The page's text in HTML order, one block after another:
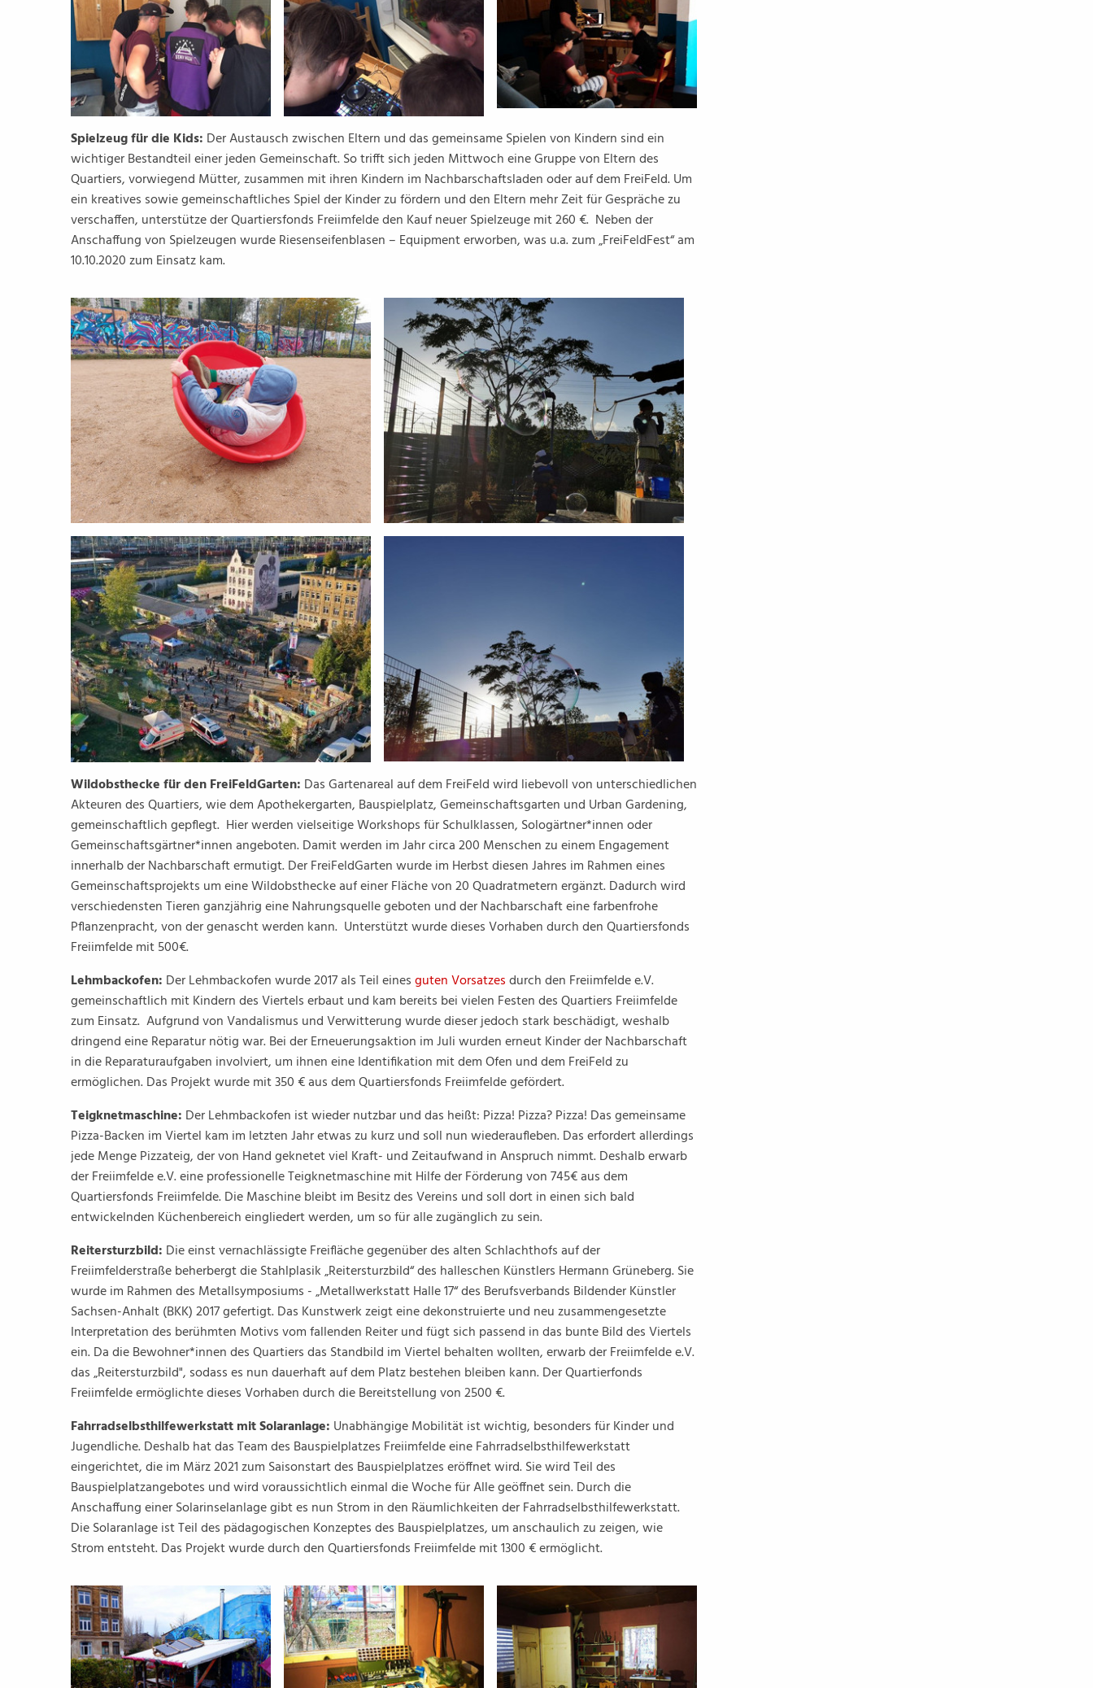
Spielzeug für die Kids: Der Austausch zwischen Eltern und das gemeinsame Spielen von Kindern sind ein
wichtiger Bestandteil einer jeden Gemeinschaft. So trifft sich jeden Mittwoch eine Gruppe von Eltern des
Quartiers, vorwiegend Mütter, zusammen mit ihren Kindern im Nachbarschaftsladen oder auf dem FreiFeld. Um
ein kreatives sowie gemeinschaftliches Spiel der Kinder zu fördern und den Eltern mehr Zeit für Gespräche zu
verschaffen, unterstütze der Quartiersfonds Freiimfelde den Kauf neuer Spielzeuge mit 260 €. Neben der
Anschaffung von Spielzeugen wurde Riesenseifenblasen – Equipment erworben, was u.a. zum „FreiFeldFest“ am
10.10.2020 zum Einsatz kam.
Wildobsthecke für den FreiFeldGarten: Das Gartenareal auf dem FreiFeld wird liebevoll von unterschiedlichen
Akteuren des Quartiers, wie dem Apothekergarten, Bauspielplatz, Gemeinschaftsgarten und Urban Gardening,
gemeinschaftlich gepflegt. Hier werden vielseitige Workshops für Schulklassen, Sologärtner*innen oder
Gemeinschaftsgärtner*innen angeboten. Damit werden im Jahr circa 200 Menschen zu einem Engagement
innerhalb der Nachbarschaft ermutigt. Der FreiFeldGarten wurde im Herbst diesen Jahres im Rahmen eines
Gemeinschaftsprojekts um eine Wildobsthecke auf einer Fläche von 20 Quadratmetern ergänzt. Dadurch wird
verschiedensten Tieren ganzjährig eine Nahrungsquelle geboten und der Nachbarschaft eine farbenfrohe
Pflanzenpracht, von der genascht werden kann. Unterstützt wurde dieses Vorhaben durch den Quartiersfonds
Freiimfelde mit 500€.
Lehmbackofen: Der Lehmbackofen wurde 2017 als Teil einesguten Vorsatzesdurch den Freiimfelde e.V.
gemeinschaftlich mit Kindern des Viertels erbaut und kam bereits bei vielen Festen des Quartiers Freiimfelde
zum Einsatz. Aufgrund von Vandalismus und Verwitterung wurde dieser jedoch stark beschädigt, weshalb
dringend eine Reparatur nötig war. Bei der Erneuerungsaktion im Juli wurden erneut Kinder der Nachbarschaft
in die Reparaturaufgaben involviert, um ihnen eine Identifikation mit dem Ofen und dem FreiFeld zu
ermöglichen. Das Projekt wurde mit 350 € aus dem Quartiersfonds Freiimfelde gefördert.
Teigknetmaschine: Der Lehmbackofen ist wieder nutzbar und das heißt: Pizza! Pizza? Pizza! Das gemeinsame
Pizza-Backen im Viertel kam im letzten Jahr etwas zu kurz und soll nun wiederaufleben. Das erfordert allerdings
jede Menge Pizzateig, der von Hand geknetet viel Kraft- und Zeitaufwand in Anspruch nimmt. Deshalb erwarb
der Freiimfelde e.V. eine professionelle Teigknetmaschine mit Hilfe der Förderung von 745€ aus dem
Quartiersfonds Freiimfelde. Die Maschine bleibt im Besitz des Vereins und soll dort in einen sich bald
entwickelnden Küchenbereich eingliedert werden, um so für alle zugänglich zu sein.
Reitersturzbild: Die einst vernachlässigte Freifläche gegenüber des alten Schlachthofs auf der
Freiimfelderstraße beherbergt die Stahlplasik „Reitersturzbild“ des halleschen Künstlers Hermann Grüneberg. Sie
wurde im Rahmen des Metallsymposiums - „Metallwerkstatt Halle 17“ des Berufsverbands Bildender Künstler
Sachsen-Anhalt (BKK) 2017 gefertigt. Das Kunstwerk zeigt eine dekonstruierte und neu zusammengesetzte
Interpretation des berühmten Motivs vom fallenden Reiter und fügt sich passend in das bunte Bild des Viertels
ein. Da die Bewohner*innen des Quartiers das Standbild im Viertel behalten wollten, erwarb der Freiimfelde e.V.
das „Reitersturzbild", sodass es nun dauerhaft auf dem Platz bestehen bleiben kann. Der Quartierfonds
Freiimfelde ermöglichte dieses Vorhaben durch die Bereitstellung von 2500 €.
Fahrradselbsthilfewerkstatt mit Solaranlage: Unabhängige Mobilität ist wichtig, besonders für Kinder und
Jugendliche. Deshalb hat das Team des Bauspielplatzes Freiimfelde eine Fahrradselbsthilfewerkstatt
eingerichtet, die im März 2021 zum Saisonstart des Bauspielplatzes eröffnet wird. Sie wird Teil des
Bauspielplatzangebotes und wird voraussichtlich einmal die Woche für Alle geöffnet sein. Durch die
Anschaffung einer Solarinselanlage gibt es nun Strom in den Räumlichkeiten der Fahrradselbsthilfewerkstatt.
Die Solaranlage ist Teil des pädagogischen Konzeptes des Bauspielplatzes, um anschaulich zu zeigen, wie
Strom entsteht. Das Projekt wurde durch den Quartiersfonds Freiimfelde mit 1300 € ermöglicht.